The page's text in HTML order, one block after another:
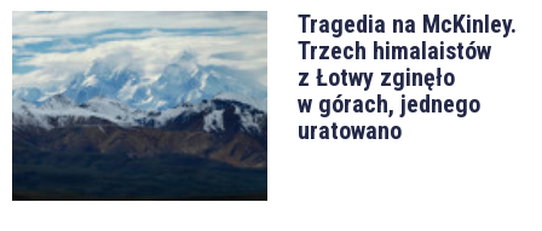
Tragedia na McKinley.
Trzech himalaistów
z Łotwy zginęło
w górach, jednego
uratowano